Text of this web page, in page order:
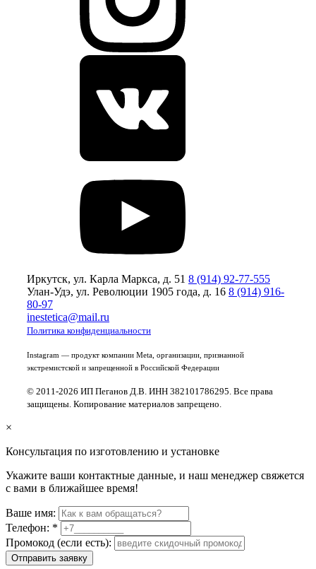
Иркутск, ул. Карла Маркса, д. 51 8 (914) 92-77-555
Улан-Удэ, ул. Революции 1905 года, д. 16 8 (914) 916-
80-97
inestetica@mail.ru
Политика конфиденциальности
Instagram — продукт компании Meta, организации, признанной
экстремистской и запрещенной в Российской Федерации
© 2011-2026 ИП Пеганов Д.В. ИНН 382101786295. Все права
защищены. Копирование материалов запрещено.
×
Консультация по изготовлению и установке
Укажите ваши контактные данные, и наш менеджер свяжется
с вами в ближайшее время!
Ваше имя:
Телефон: *
Промокод (если есть):
Отправить заявку